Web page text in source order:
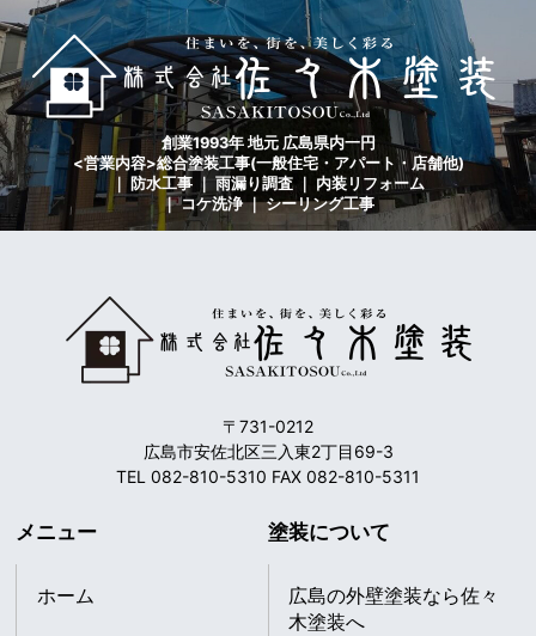
創業1993年 地元 広島県内一円
<営業内容>総合塗装工事(一般住宅・アパート・店舗他)
｜ 防水工事 ｜ 雨漏り調査 ｜ 内装リフォーム
｜ コケ洗浄 ｜ シーリング工事
〒731-0212
広島市安佐北区三入東2丁目69-3
TEL 082-810-5310 FAX 082-810-5311
メニュー
ホーム
塗装について
広島の外壁塗装なら佐々
木塗装へ